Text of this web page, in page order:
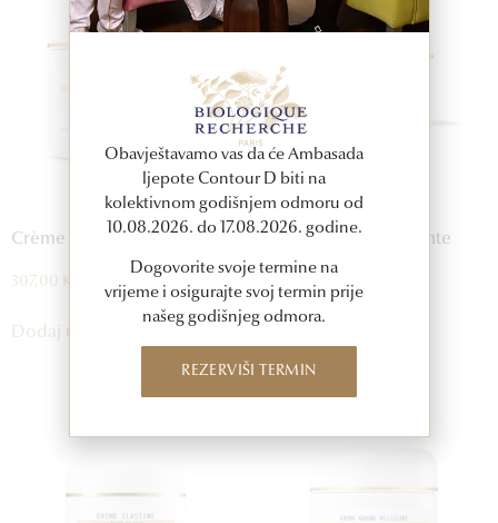
Crème Dermo-RL
307,00 KM
Dodaj u korpu
Crème Dermopurifiante
164,00 KM
Obavještavamo vas da će Ambasada
ljepote Contour D biti na
kolektivnom godišnjem odmoru od
10.08.2026. do 17.08.2026. godine.
Dogovorite svoje termine na
vrijeme i osigurajte svoj termin prije
našeg godišnjeg odmora.
REZERVIŠI TERMIN